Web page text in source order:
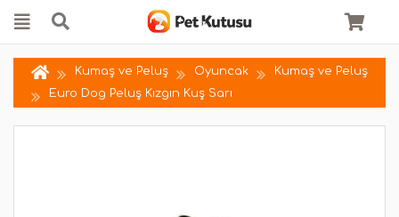
Kumaş ve Peluş Oyuncak
Kumaş ve Peluş
Euro Dog Peluş Kızgın Kuş Sarı